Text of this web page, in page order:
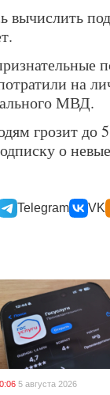
вычислить
на
МВД.
грозит до
о
Telegram VK
5 августа 2026